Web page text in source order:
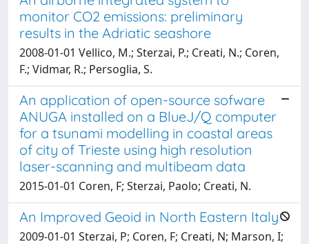
monitor CO2 emissions: preliminary
results in the Adriatic seashore
2008-01-01 Vellico, M.; Sterzai, P.; Creati, N.; Coren,
F.; Vidmar, R.; Persoglia, S.
An application of open-source sofware
ANUGA installed on a BlueJ/Q computer
for a tsunami modelling in coastal areas
of city of Trieste using high resolution
laser-scanning and multibeam data
2015-01-01 Coren, F; Sterzai, Paolo; Creati, N.
An Improved Geoid in North Eastern Italy
2009-01-01 Sterzai, P; Coren, F; Creati, N; Marson, I;